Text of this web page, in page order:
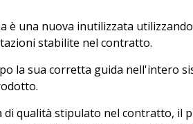
una nuova inutilizzata
stabilite nel contratto.
la sua corretta guida nell'intero
di qualità stipulato nel contratto,